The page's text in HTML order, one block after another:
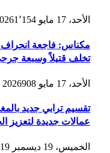
الأحد، 17 مايو 2026 1٬154
مكناس: فاجعة
تخلف قتيلاً وسبعة
الأحد، 17 مايو 2026 908
عمالات جديدة لتعزيز
الخميس، 19 ديسمبر 2024